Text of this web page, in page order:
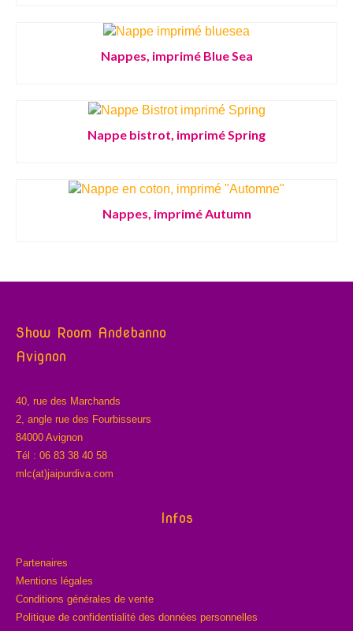
Nappes, imprimé Blue Sea
Nappe bistrot, imprimé Spring
Nappes, imprimé Autumn
Show Room Andebanno
Avignon
40, rue des Marchands
2, angle rue des Fourbisseurs
84000 Avignon
Tél : 06 83 38 40 58
mlc(at)jaipurdiva.com
Infos
Partenaires
Mentions légales
Conditions générales de vente
Politique de confidentialité des données personnelles